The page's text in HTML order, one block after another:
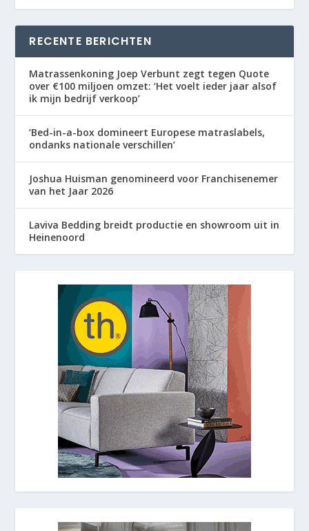
RECENTE BERICHTEN
Matrassenkoning Joep Verbunt zegt tegen Quote
over €100 miljoen omzet: ‘Het voelt ieder jaar alsof
ik mijn bedrijf verkoop’
‘Bed-in-a-box domineert Europese matraslabels,
ondanks nationale verschillen’
Joshua Huisman genomineerd voor Franchisenemer
van het Jaar 2026
Laviva Bedding breidt productie en showroom uit in
Heinenoord